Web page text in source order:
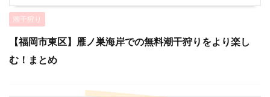
潮干狩り
【福岡市東区】雁ノ巣海岸での無料潮干狩りをより楽し
む！まとめ